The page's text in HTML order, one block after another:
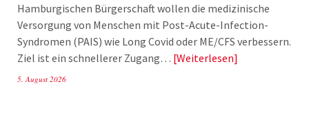
Hamburgischen Bürgerschaft wollen die medizinische
Versorgung von Menschen mit Post-Acute-Infection-
Syndromen (PAIS) wie Long Covid oder ME/CFS verbessern.
Ziel ist ein schnellerer Zugang… Weiterlesen
5. August 2026